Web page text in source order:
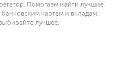
Помогаем найти лучшие
картам и вкладам.
лучшее.